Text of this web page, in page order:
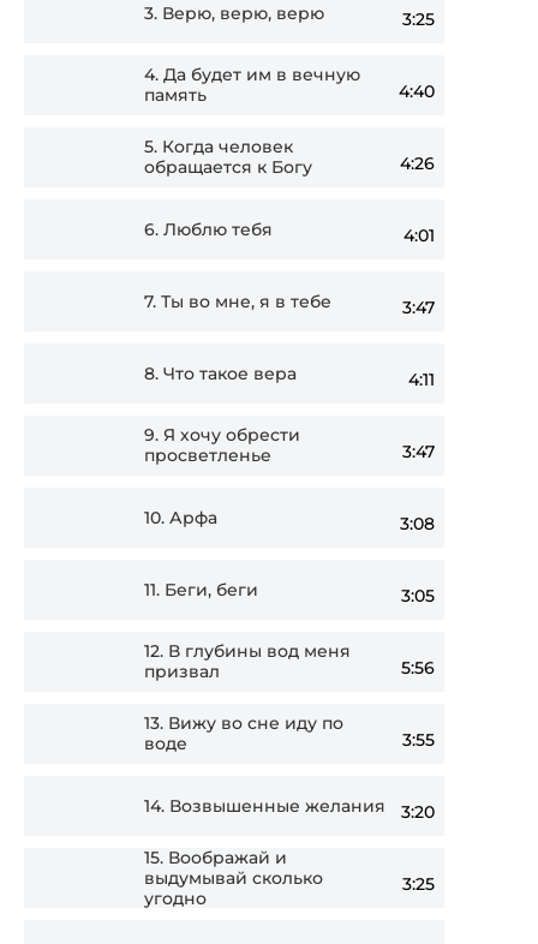
3. Верю, верю, верю 3:25
4. Да будет им в вечную
память
4:40
5. Когда человек
обращается к Богу
4:26
6. Люблю тебя 4:01
7. Ты во мне, я в тебе 3:47
8. Что такое вера 4:11
9. Я хочу обрести
просветленье
3:47
10. Арфа 3:08
11. Беги, беги 3:05
12. В глубины вод меня
призвал
5:56
13. Вижу во сне иду по
воде
3:55
14. Возвышенные желания 3:20
15. Воображай и
выдумывай сколько
угодно
3:25